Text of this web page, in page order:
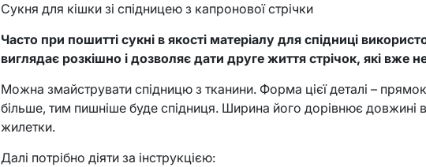
Сукня для кішки зі спідницею з капронової стрічки
Часто при пошитті сукні в якості матеріалу для спідниці
виглядає розкішно і дозволяє дати друге життя стрічок, які вже
Можна змайструвати спідницю з тканини. Форма цієї деталі –
більше, тим пишніше буде спідниця. Ширина його дорівнює довжині
жилетки.
Далі потрібно діяти за інструкцією: